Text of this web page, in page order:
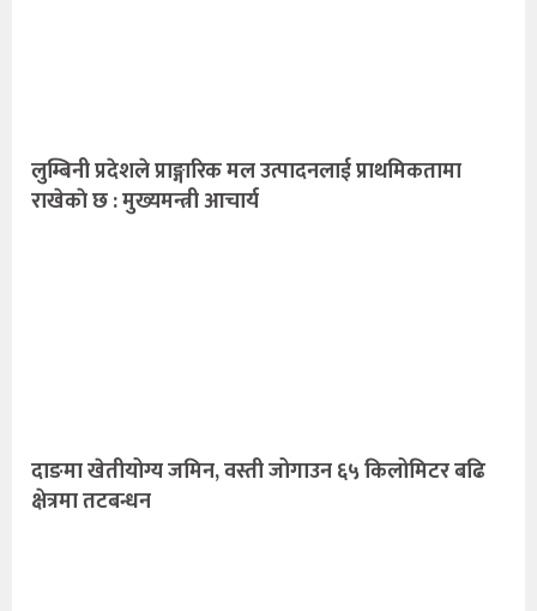
लुम्बिनी प्रदेशले प्राङ्गारिक मल उत्पादनलाई प्राथमिकतामा
राखेकाे छ : मुख्यमन्त्री आचार्य
दाङमा खेतीयोग्य जमिन, वस्ती जोगाउन ६५ किलोमिटर बढि
क्षेत्रमा तटबन्धन